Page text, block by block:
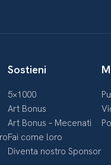
Sostieni
5×1000
Art Bonus
Art Bonus – Mecenati
Fai come loro
Diventa nostro Sponsor